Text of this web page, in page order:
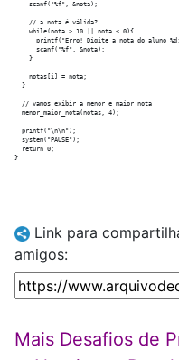
    scanf("%f", &nota);
    // a nota é válida?
    while(nota > 10 || nota < 0){
printf("Erro! Digite a nota do aluno
      scanf("%f", &nota);
    }
    notas[i] = nota;
  }
  // vamos exibir a menor e maior nota
  menor_maior_nota(notas, 4);
  printf("\n\n");
  system("PAUSE");
  return 0;
Link para
amigos:
Mais Desafios de